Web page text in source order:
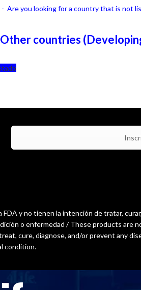
- Are you looking for a country that is not
countries
y no tienen la intención de tratar, curar,
o enfermedad / These products are
cure, diagnose, and/or prevent any
condition.